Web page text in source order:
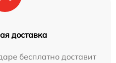
доставка
бесплатно доставит